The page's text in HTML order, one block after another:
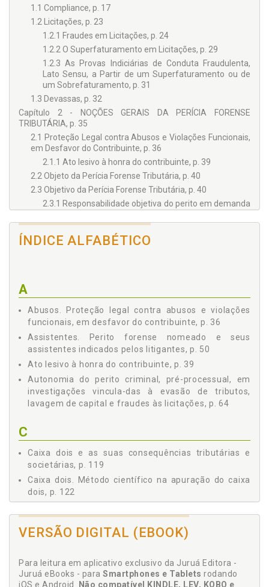
1.1 Compliance, p. 17
1.2 Licitações, p. 23
1.2.1 Fraudes em Licitações, p. 24
1.2.2 O Superfaturamento em Licitações, p. 29
1.2.3 As Provas Indiciárias de Conduta Fraudulenta,
Lato Sensu, a Partir de um Superfaturamento ou de
um Sobrefaturamento, p. 31
1.3 Devassas, p. 32
Capítulo 2 - NOÇÕES GERAIS DA PERÍCIA FORENSE
TRIBUTÁRIA, p. 35
2.1 Proteção Legal contra Abusos e Violações Funcionais,
em Desfavor do Contribuinte, p. 36
2.1.1 Ato lesivo à honra do contribuinte, p. 39
2.2 Objeto da Perícia Forense Tributária, p. 40
2.3 Objetivo da Perícia Forense Tributária, p. 40
2.3.1 Responsabilidade objetiva do perito em demanda
2.3.1.1 Condicionantes às diligências do perito "§ 3º
do art. 473 do CPC/2015", p. 48
2.4.2.1 Considerações finais em relação à
parcialidade do perito, p. 55
2.4.3 Perito, a retórica e a filosofia, p. 55
2.4.3.1 A retórica, p. 56
2.4.3.2 Filosofia, p. 56
2.4.3.2.1 Aspectos gerais e filosóficos da
pronúncia de um perito assistente, p. 59
2.4.4 Os honorários do perito, p. 61
lavagem de capital e fraudes às licitações, p. 64
2.5 A Fraudologia e o Perfil dos Fraudadores, p. 67
2.6 A Dúvida Razoável em uma Perícia, p. 70
2.7 Distinção entre Elisão e Evasão Fiscal, p. 71
2.7.1 Elisão fiscal, p. 73
2.7.1.1 Propósito negocial (elisão) em um
planejamento tributário e societário, p. 74
2.7.2 Evasão fiscal, p. 76
independente, do administrador e dos
sócios/acionistas, p. 78
ÍNDICE ALFABÉTICO
A
Abusos. Proteção legal contra abusos e violações
funcionais, em desfavor do contribuinte, p. 36
Assistentes. Perito forense nomeado e seus
assistentes indicados pelos litigantes, p. 50
Ato lesivo à honra do contribuinte, p. 39
Autonomia do perito criminal, pré-processual, em
investigações vincula-das à evasão de tributos,
lavagem de capital e fraudes às licitações, p. 64
C
Caixa dois e as suas consequências tributárias e
societárias, p. 119
Caixa dois. Método científico na apuração do caixa
dois, p. 122
existência ou não do caixa dois, p. 119
Compliance, p. 17
Condicionantes às diligências do perito ´§ 3º do art.
473 do CPC/2015´, p. 48
VERSÃO DIGITAL (EBOOK)
Para leitura em aplicativo exclusivo da Juruá Editora -
Juruá eBooks - para Smartphones e Tablets rodando
iOS e Android.
Não compatível KINDLE, LEV, KOBO e